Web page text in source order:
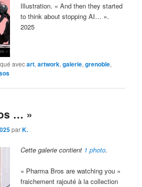
Illustration. « And then they started
to think about stopping AI… ».
2025
avecart,artwork,galerie,grenoble,
… »
parK.
Cette galerie contient 1 photo.
« Pharma Bros are watching you »
fraichement rajouté à la collection